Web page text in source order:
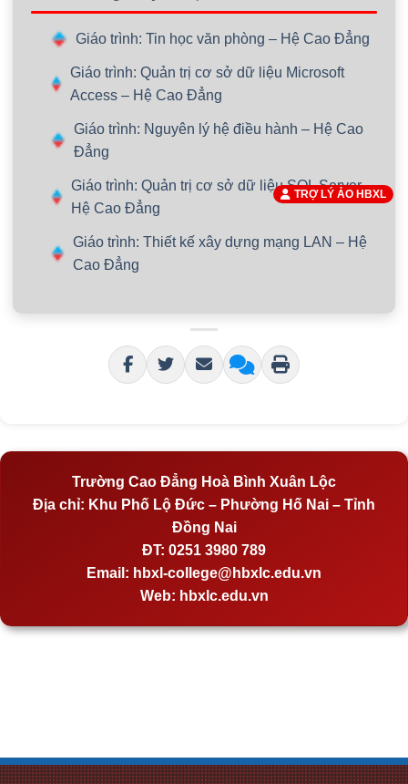
Giáo trình: Tin học văn phòng – Hệ Cao Đẳng
Giáo trình: Quản trị cơ sở dữ liệu Microsoft
Access – Hệ Cao Đẳng
Giáo trình: Nguyên lý hệ điều hành – Hệ Cao
Đẳng
Giáo trình: Quản trị cơ sở dữ liệu SQL Server –
Hệ Cao Đẳng
Giáo trình: Thiết kế xây dựng mạng LAN – Hệ
Cao Đẳng
Trường Cao Đẳng Hoà Bình Xuân Lộc
Địa chỉ: Khu Phố Lộ Đức – Phường Hố Nai – Tỉnh
Đồng Nai
ĐT: 0251 3980 789
Email: hbxl-college@hbxlc.edu.vn
Web: hbxlc.edu.vn
TRỢ LÝ ẢO HBXL